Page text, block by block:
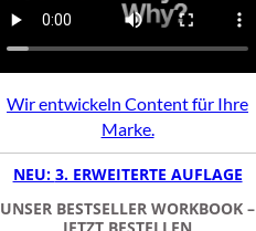
Wir entwickeln Content für Ihre
Marke.
NEU: 3. ERWEITERTE AUFLAGE
UNSER BESTSELLER WORKBOOK –